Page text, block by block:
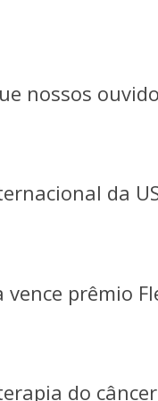
nossos
da
prêmio
do